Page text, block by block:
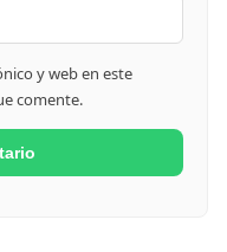
y web en este
comente.